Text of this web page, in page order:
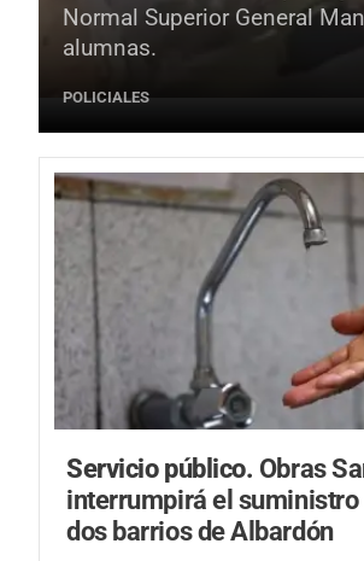
Normal Superior General
alumnas.
POLICIALES
Servicio público. Obras
interrumpirá el suministro
dos barrios de Albardón